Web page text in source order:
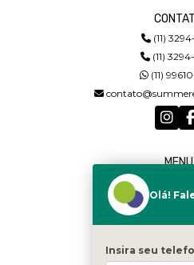
(11)
(11)
(11)
MENU
QUEM
Olá!
Insira seu